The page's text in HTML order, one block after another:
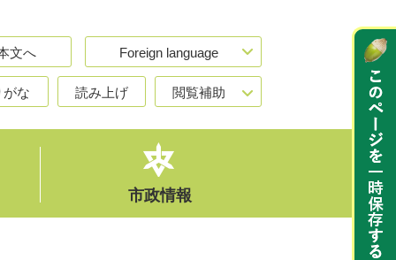
文へ Foreign language
がな 読み上げ 閲覧補助
市政情報